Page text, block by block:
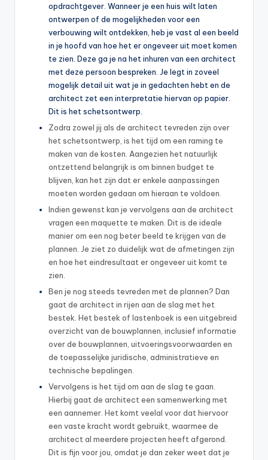
opdrachtgever. Wanneer je een huis wilt laten
ontwerpen of de mogelijkheden voor een
verbouwing wilt ontdekken, heb je vast al een beeld
in je hoofd van hoe het er ongeveer uit moet komen
te zien. Deze ga je na het inhuren van een architect
met deze persoon bespreken. Je legt in zoveel
mogelijk detail uit wat je in gedachten hebt en de
architect zet een interpretatie hiervan op papier.
Dit is het schetsontwerp.
Zodra zowel jij als de architect tevreden zijn over
het schetsontwerp, is het tijd om een raming te
maken van de kosten. Aangezien het natuurlijk
ontzettend belangrijk is om binnen budget te
blijven, kan het zijn dat er enkele aanpassingen
moeten worden gedaan om hieraan te voldoen.
Indien gewenst kan je vervolgens aan de architect
vragen een maquette te maken. Dit is de ideale
manier om een nog beter beeld te krijgen van de
plannen. Je ziet zo duidelijk wat de afmetingen zijn
en hoe het eindresultaat er ongeveer uit komt te
zien.
Ben je nog steeds tevreden met de plannen? Dan
gaat de architect in rijen aan de slag met het
bestek. Het bestek of lastenboek is een uitgebreid
overzicht van de bouwplannen, inclusief informatie
over de bouwplannen, uitvoeringsvoorwaarden en
de toepasselijke juridische, administratieve en
technische bepalingen.
Vervolgens is het tijd om aan de slag te gaan.
Hierbij gaat de architect een samenwerking met
een aannemer. Het komt veelal voor dat hiervoor
een vaste kracht wordt gebruikt, waarmee de
architect al meerdere projecten heeft afgerond.
Dit is fijn voor jou, omdat je dan zeker weet dat je